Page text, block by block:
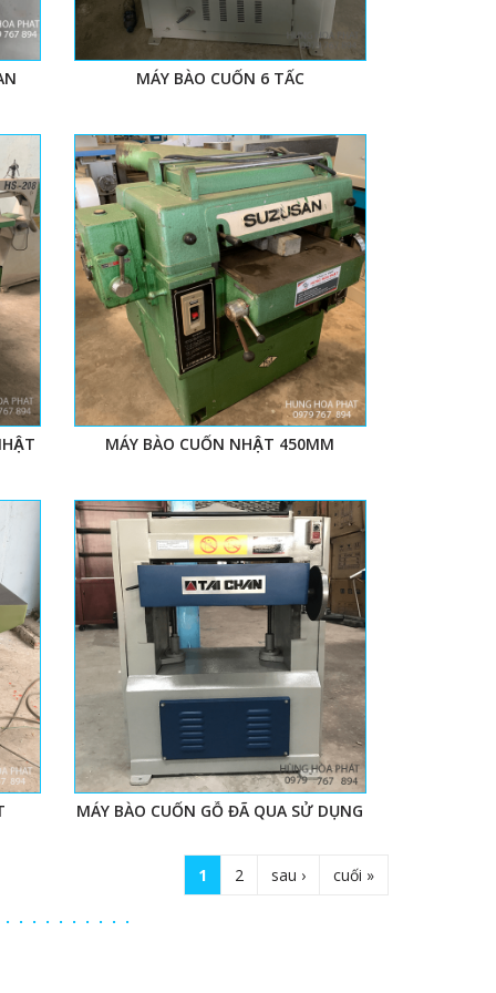
MÁY BÀO CUỐN 6 TẤC
MÁY BÀO CUỐN NHẬT 450MM
MÁY BÀO CUỐN GỖ ĐÃ QUA SỬ DỤNG
1 2 sau › cuối »